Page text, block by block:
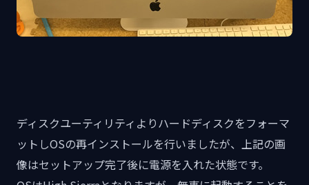
ディスクユーティリティよりハードディスクをフォーマ
ットしOSの再インストールを行いましたが、上記の画
像はセットアップ完了後に電源を入れた状態です。